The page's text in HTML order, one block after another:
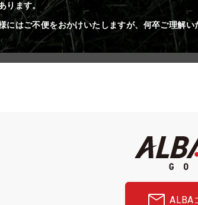
ります。
にはご不便をおかけいたしますが、何卒ご理解い
ALBA